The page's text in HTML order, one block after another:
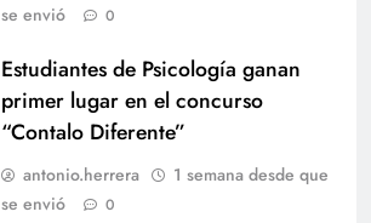
se envió
0
Estudiantes de Psicología ganan
primer lugar en el concurso
“Contalo Diferente”
antonio.herrera
1 semana desde que
se envió
0